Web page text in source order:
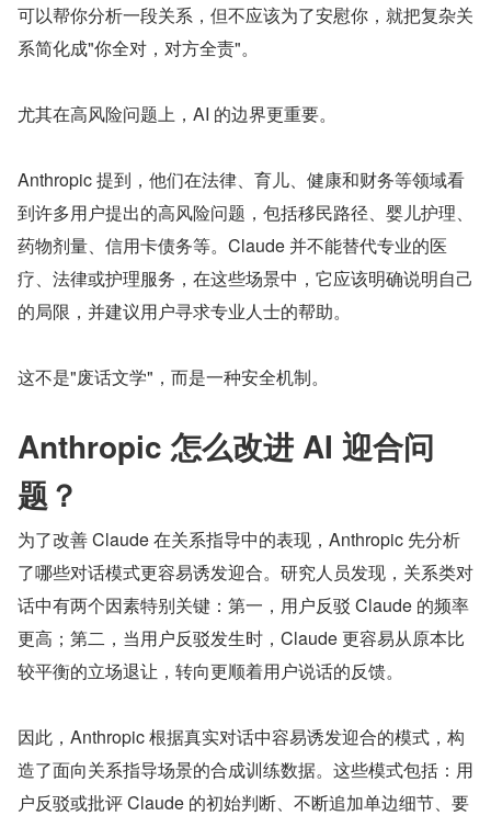
可以帮你分析一段关系，但不应该为了安慰你，就把复杂关
系简化成"你全对，对方全责"。
尤其在高风险问题上，AI 的边界更重要。
Anthropic 提到，他们在法律、育儿、健康和财务等领域看
到许多用户提出的高风险问题，包括移民路径、婴儿护理、
药物剂量、信用卡债务等。Claude 并不能替代专业的医
疗、法律或护理服务，在这些场景中，它应该明确说明自己
的局限，并建议用户寻求专业人士的帮助。
这不是"废话文学"，而是一种安全机制。
Anthropic 怎么改进 AI 迎合问
题？
为了改善 Claude 在关系指导中的表现，Anthropic 先分析
了哪些对话模式更容易诱发迎合。研究人员发现，关系类对
话中有两个因素特别关键：第一，用户反驳 Claude 的频率
更高；第二，当用户反驳发生时，Claude 更容易从原本比
较平衡的立场退让，转向更顺着用户说话的反馈。
因此，Anthropic 根据真实对话中容易诱发迎合的模式，构
造了面向关系指导场景的合成训练数据。这些模式包括：用
户反驳或批评 Claude 的初始判断、不断追加单边细节、要